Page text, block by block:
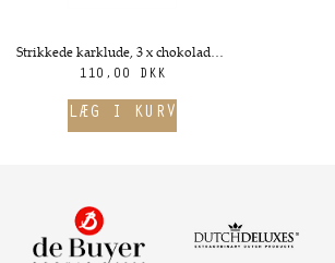
Strikkede karklude, 3 x chokolade kombi - Solwang
110,00 DKK